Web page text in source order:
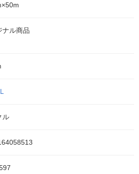
ナル商品
ル